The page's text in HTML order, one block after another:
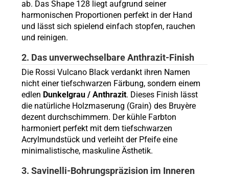
ab. Das Shape 128 liegt aufgrund seiner
harmonischen Proportionen perfekt in der Hand
und lässt sich spielend einfach stopfen, rauchen
und reinigen.
2. Das unverwechselbare Anthrazit-Finish
Die Rossi Vulcano Black verdankt ihren Namen
nicht einer tiefschwarzen Färbung, sondern einem
edlen Dunkelgrau / Anthrazit. Dieses Finish lässt
die natürliche Holzmaserung (Grain) des Bruyère
dezent durchschimmern. Der kühle Farbton
harmoniert perfekt mit dem tiefschwarzen
Acrylmundstück und verleiht der Pfeife eine
minimalistische, maskuline Ästhetik.
3. Savinelli-Bohrungspräzision im Inneren